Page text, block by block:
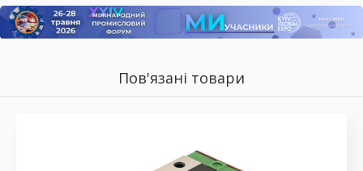
Пов'язані товари